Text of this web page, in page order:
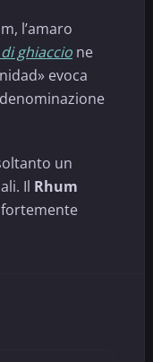
l’amaro
ghiaccio ne
evoca
un
Il Rhum
fortemente